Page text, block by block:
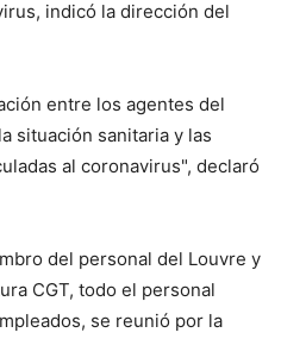
indicó la dirección del
entre los agentes del
situación sanitaria y las
al coronavirus", declaró
del personal del Louvre y
CGT, todo el personal
se reunió por la